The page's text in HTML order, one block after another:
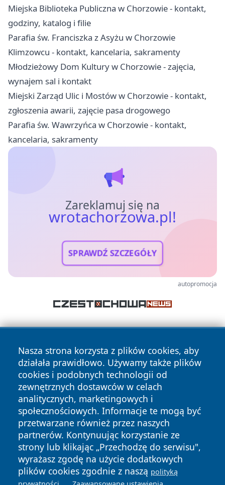
Miejska Biblioteka Publiczna w Chorzowie - kontakt,
godziny, katalog i filie
Parafia św. Franciszka z Asyżu w Chorzowie
Klimzowcu - kontakt, kancelaria, sakramenty
Młodzieżowy Dom Kultury w Chorzowie - zajęcia,
wynajem sal i kontakt
Miejski Zarząd Ulic i Mostów w Chorzowie - kontakt,
zgłoszenia awarii, zajęcie pasa drogowego
Parafia św. Wawrzyńca w Chorzowie - kontakt,
kancelaria, sakramenty
Zareklamuj się na
wrotachorzowa.pl!
SPRAWDŹ SZCZEGÓŁY
autopromocja
Nasza strona korzysta z plików cookies, aby
działała prawidłowo. Używamy także plików
cookies i podobnych technologii od
zewnętrznych dostawców w celach
analitycznych, marketingowych i
społecznościowych. Informacje te mogą być
przetwarzane również przez naszych
partnerów. Kontynuując korzystanie ze
strony lub klikając „Przechodzę do serwisu",
wyrażasz zgodę na użycie dodatkowych
plików cookies zgodnie z naszą polityką
Copyright © 2026 wrotachorzowa.pl Wszystkie prawa
zastrzeżone.
News Autorzy
Polityka
Prywatności
Polityka
Cookies